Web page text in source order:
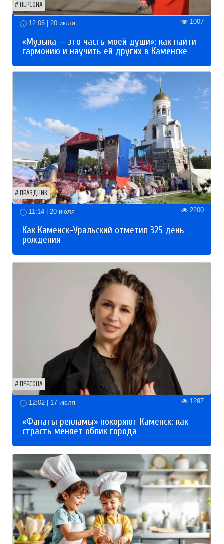
ПЕРСОНА
12:06 | 20 июля 1007
«Музыка — это часть моей души»: как найти
гармонию и научить ей других в Каменске
ПРАЗДНИК
11:14 | 20 июля 2200
Как Каменск-Уральский отметил 325 день
рождения
ПЕРСОНА
12:02 | 17 июля 1297
«Фанаты рекламы» покоряют Каменск: как
страсть меняет облик города